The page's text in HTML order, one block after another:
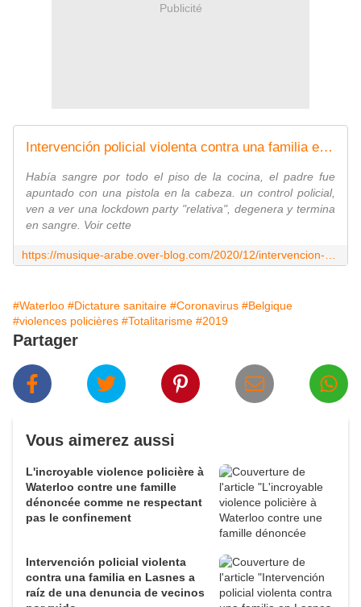
Publicité
Intervención policial violenta contra una familia en Lasnes a raíz de una denuncia de vecinos por ruido. - Last Night in Orient
Había sangre por todo el piso de la cocina, el padre fue
apuntado con una pistola en la cabeza. un control policial,
ven a ver una lockdown party "relativa", degenera y termina
en sangre. Voir cette
#Waterloo #Dictature sanitaire #Coronavirus #Belgique
#violences policières #Totalitarisme #2019
Partager
Vous aimerez aussi
L'incroyable violence policière à
Waterloo contre une famille
dénoncée comme ne respectant
pas le confinement
Intervención policial violenta
contra una familia en Lasnes a
raíz de una denuncia de vecinos